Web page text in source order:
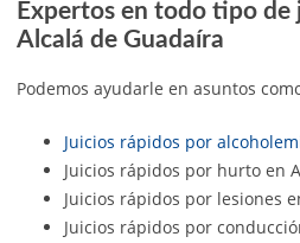
Expertos en todo tipo de
Alcalá de Guadaíra
Podemos ayudarle en asuntos
Juicios rápidos por
Juicios rápidos por hurto en
Juicios rápidos por lesiones
Juicios rápidos por